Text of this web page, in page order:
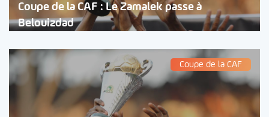
Coupe de la CAF : Le Zamalek passe à
Belouizdad
Coupe de la CAF